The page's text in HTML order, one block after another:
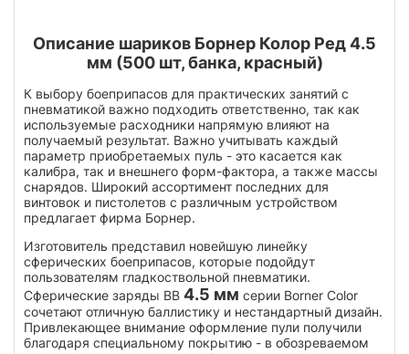
Описание шариков Борнер Колор Ред 4.5
мм (500 шт, банка, красный)
К выбору боеприпасов для практических занятий с
пневматикой важно подходить ответственно, так как
используемые расходники напрямую влияют на
получаемый результат. Важно учитывать каждый
параметр приобретаемых пуль - это касается как
калибра, так и внешнего форм-фактора, а также массы
снарядов. Широкий ассортимент последних для
винтовок и пистолетов с различным устройством
предлагает фирма Борнер.
Изготовитель представил новейшую линейку
сферических боеприпасов, которые подойдут
пользователям гладкоствольной пневматики.
Сферические заряды BB 4.5 мм серии Borner Color
сочетают отличную баллистику и нестандартный дизайн.
Привлекающее внимание оформление пули получили
благодаря специальному покрытию - в обозреваемом